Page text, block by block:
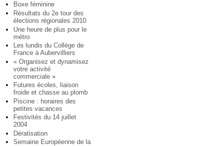
Boxe féminine
Résultats du 2e tour des
élections régionales 2010
Une heure de plus pour le
métro
Les lundis du Collège de
France à Aubervilliers
« Organisez et dynamisez
votre activité
commerciale »
Futures écoles, liaison
froide et chasse au plomb
Piscine : horaires des
petites vacances
Festivités du 14 juillet
2004
Dératisation
Semaine Européenne de la